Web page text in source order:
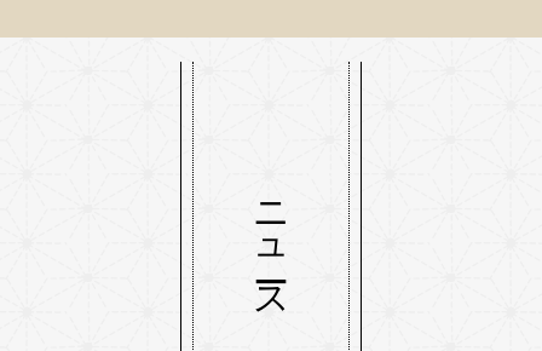
ニュース